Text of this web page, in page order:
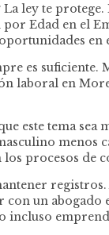
La ley te
Edad en el
es suficiente.
laboral en
este tema
menos
procesos de
un abogado
incluso